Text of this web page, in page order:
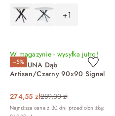
+1
−5%
W magazynie - wysyłka jutro!
Stół LUNA Dąb
Artisan/Czarny 90x90 Signal
274,55 zł289,00 zł
Najniższa cena z 30 dni przed obniżką: